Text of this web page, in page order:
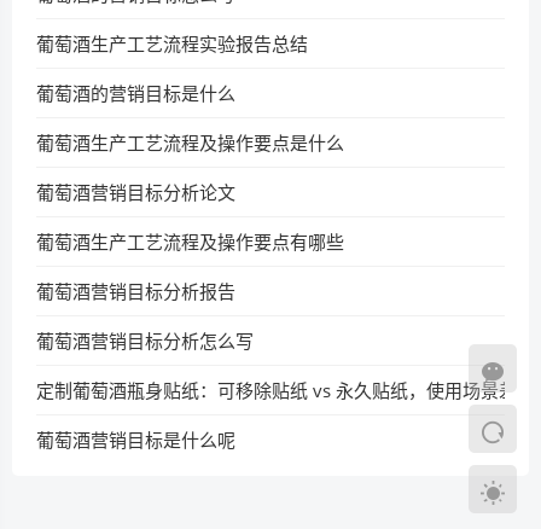
葡萄酒生产工艺流程实验报告总结
葡萄酒的营销目标是什么
葡萄酒生产工艺流程及操作要点是什么
葡萄酒营销目标分析论文
葡萄酒生产工艺流程及操作要点有哪些
葡萄酒营销目标分析报告
葡萄酒营销目标分析怎么写
定制葡萄酒瓶身贴纸：可移除贴纸 vs 永久贴纸，使用场景差异
葡萄酒营销目标是什么呢